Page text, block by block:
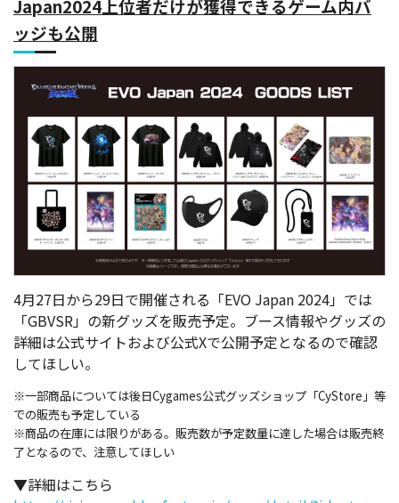
Japan2024上位者だけが獲得できるゲーム内バ
ッジも公開
4月27日から29日で開催される「EVO Japan 2024」では
「GBVSR」の新グッズを販売予定。ブース情報やグッズの
詳細は公式サイトおよび公式Xで公開予定となるので確認
してほしい。
※一部商品については後日Cygames公式グッズショップ「CyStore」等
での販売も予定している
※商品の在庫には限りがある。販売数が予定数量に達した場合は販売終
了となるので、注意してほしい
▼詳細はこちら